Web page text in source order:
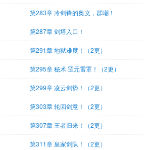
第283章 冷剑锋的奥义，群嘲！
第287章 剑塔入口！
第291章 地狱难度！（2更）
第295章 秘术·罡元雷罩！（2更）
第299章 凌云剑势！（2更）
第303章 轮回剑意！（2更）
第307章 王者归来！（2更）
第311章 皇家剑队！（2更）